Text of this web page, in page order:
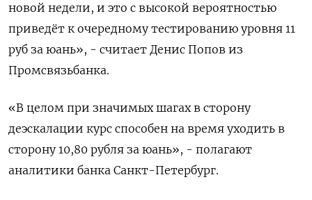
новой недели, и это с высокой вероятностью
приведёт к очередному тестированию уровня 11
руб за юань», - считает Денис Попов из
Промсвязьбанка.
«В целом при значимых шагах в сторону
деэскалации курс способен на время уходить в
сторону 10,80 рубля за юань», - полагают
аналитики банка Санкт-Петербург.